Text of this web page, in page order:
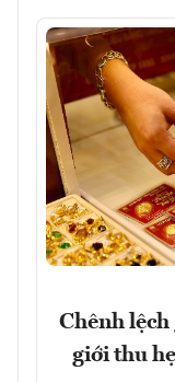
Chênh
giới thu